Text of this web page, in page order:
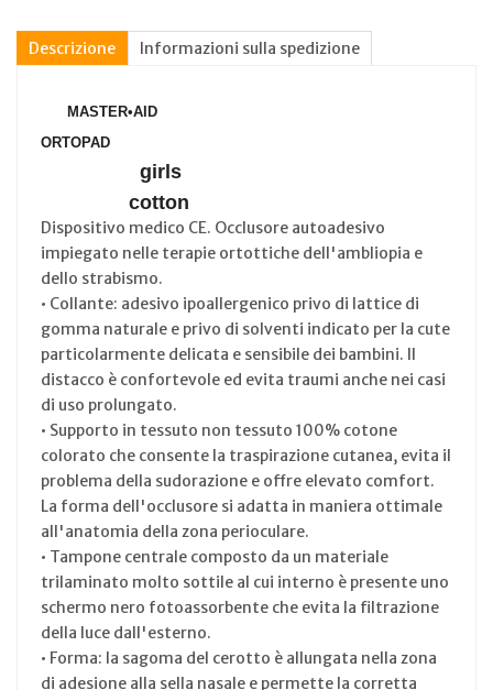
Descrizione Informazioni sulla spedizione
MASTER•AID
ORTOPAD
girls
cotton
Dispositivo medico CE. Occlusore autoadesivo
impiegato nelle terapie ortottiche dell'ambliopia e
dello strabismo.
• Collante: adesivo ipoallergenico privo di lattice di
gomma naturale e privo di solventi indicato per la cute
particolarmente delicata e sensibile dei bambini. Il
distacco è confortevole ed evita traumi anche nei casi
di uso prolungato.
• Supporto in tessuto non tessuto 100% cotone
colorato che consente la traspirazione cutanea, evita il
problema della sudorazione e offre elevato comfort.
La forma dell'occlusore si adatta in maniera ottimale
all'anatomia della zona perioculare.
• Tampone centrale composto da un materiale
trilaminato molto sottile al cui interno è presente uno
schermo nero fotoassorbente che evita la filtrazione
della luce dall'esterno.
• Forma: la sagoma del cerotto è allungata nella zona
di adesione alla sella nasale e permette la corretta